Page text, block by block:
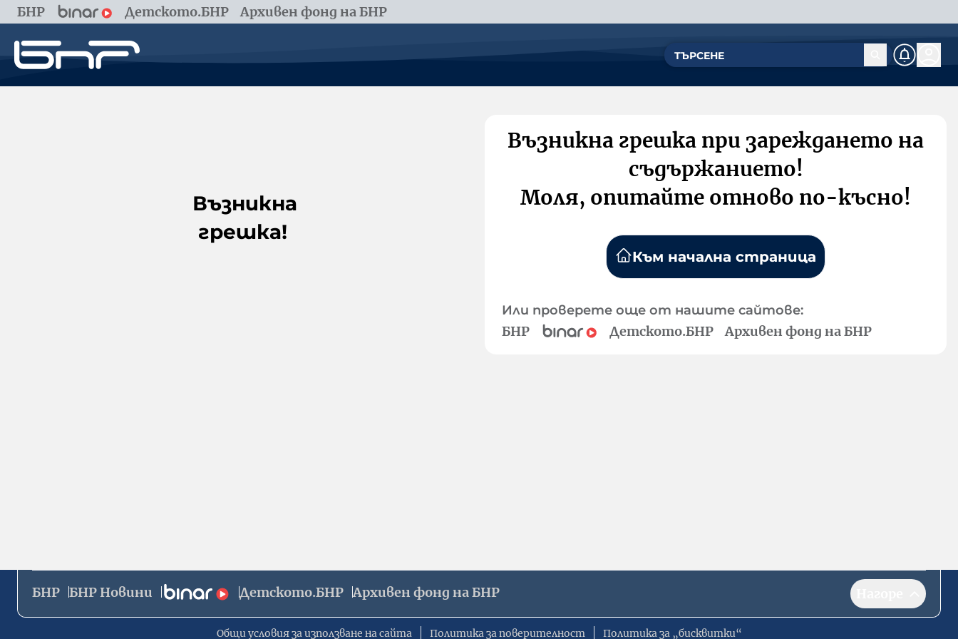
БНР Детското.БНР Архивен фонд на БНР
Възникна
грешка!
Възникна грешка при зареждането на
съдържанието!
Моля, опитайте отново по-късно!
Към начална страница
Или проверете още от нашите сайтове:
БНР Детското.БНР Архивен фонд на БНР
БНР БНР Новини Детското.БНР Архивен фонд на БНР
Общи условия за използване на сайта Политика за поверителност Политика за „бисквитки“